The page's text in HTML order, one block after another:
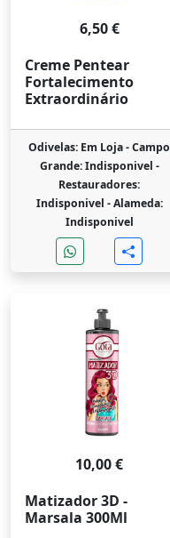
6,50 €
Creme Pentear
Fortalecimento
Extraordinário
Odivelas: Em Loja -Campo
Grande: Indisponivel -
Restauradores:
Indisponivel -Alameda:
Indisponivel
10,00 €
Matizador 3D -
Marsala 300Ml